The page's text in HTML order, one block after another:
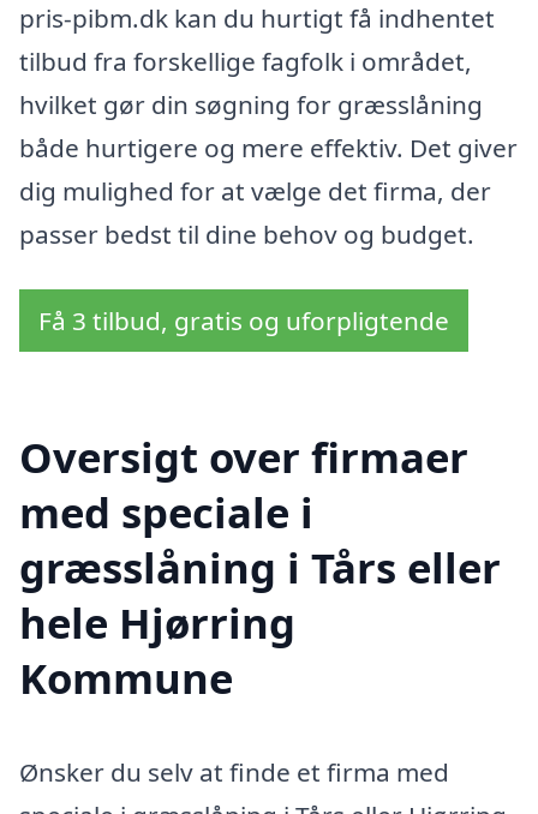
pris-pibm.dk kan du hurtigt få indhentet
tilbud fra forskellige fagfolk i området,
hvilket gør din søgning for græsslåning
både hurtigere og mere effektiv. Det giver
dig mulighed for at vælge det firma, der
passer bedst til dine behov og budget.
Få 3 tilbud, gratis og uforpligtende
Oversigt over firmaer
med speciale i
græsslåning i Tårs eller
hele Hjørring
Kommune
Ønsker du selv at finde et firma med